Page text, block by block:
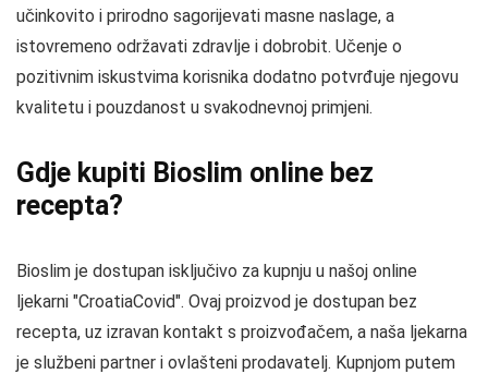
učinkovito i prirodno sagorijevati masne naslage, a
istovremeno održavati zdravlje i dobrobit. Učenje o
pozitivnim iskustvima korisnika dodatno potvrđuje njegovu
kvalitetu i pouzdanost u svakodnevnoj primjeni.
Gdje kupiti Bioslim online bez
recepta?
Bioslim je dostupan isključivo za kupnju u našoj online
ljekarni "CroatiaCovid". Ovaj proizvod je dostupan bez
recepta, uz izravan kontakt s proizvođačem, a naša ljekarna
je službeni partner i ovlašteni prodavatelj. Kupnjom putem